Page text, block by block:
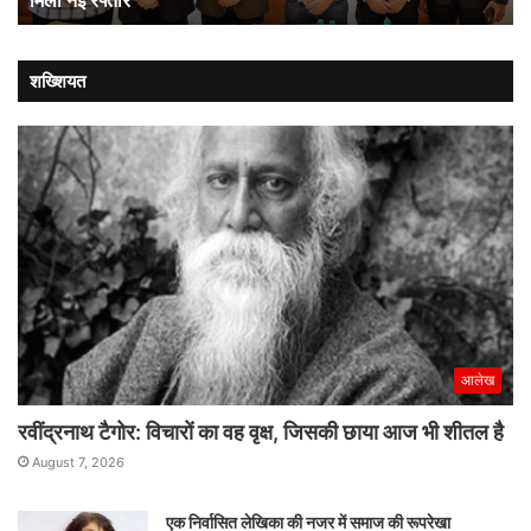
पालन
मिली
नई
रफ्तार
शख्शियत
आलेख
रवींद्रनाथ टैगोर: विचारों का वह वृक्ष, जिसकी छाया आज भी शीतल है
August 7, 2026
एक निर्वासित लेखिका की नजर में समाज की रूपरेखा